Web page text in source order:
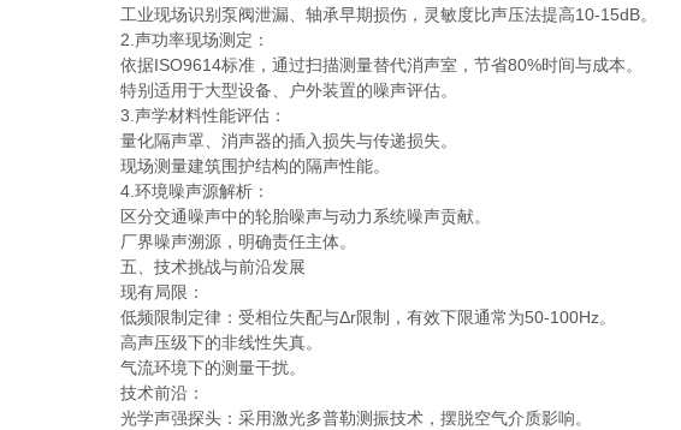
工业现场识别泵阀泄漏、轴承早期损伤，灵敏度比声压法提高10-15dB。
2.声功率现场测定：
依据ISO9614标准，通过扫描测量替代消声室，节省80%时间与成本。
特别适用于大型设备、户外装置的噪声评估。
3.声学材料性能评估：
量化隔声罩、消声器的插入损失与传递损失。
现场测量建筑围护结构的隔声性能。
4.环境噪声源解析：
区分交通噪声中的轮胎噪声与动力系统噪声贡献。
厂界噪声溯源，明确责任主体。
五、技术挑战与前沿发展
现有局限：
低频限制定律：受相位失配与Δr限制，有效下限通常为50-100Hz。
高声压级下的非线性失真。
气流环境下的测量干扰。
技术前沿：
光学声强探头：采用激光多普勒测振技术，摆脱空气介质影响。